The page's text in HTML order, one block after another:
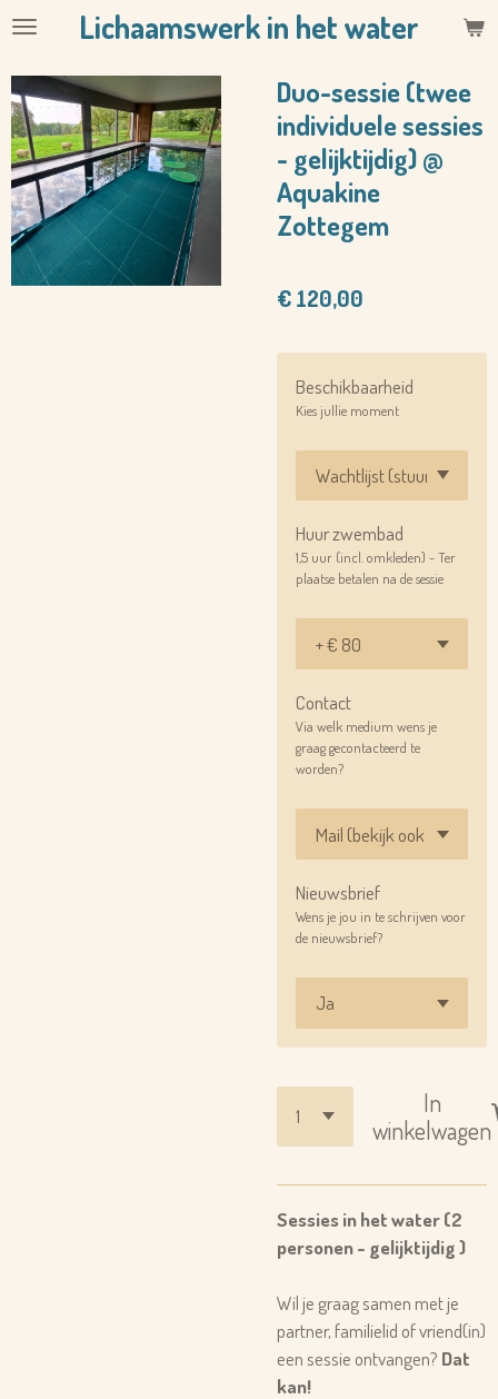
Ga
naar
de
hoofdinhoud
Lichaamswerk in het water
Duo-sessie (twee
individuele sessies
- gelijktijdig) @
Aquakine
Zottegem
€ 120,00
Beschikbaarheid
Kies jullie moment
Huur zwembad
1,5 uur (incl. omkleden) - Ter
plaatse betalen na de sessie
Contact
Via welk medium wens je
graag gecontacteerd te
worden?
Nieuwsbrief
Wens je jou in te schrijven voor
de nieuwsbrief?
In
winkelwagen
Sessies in het water (2
personen - gelijktijdig )
Wil je graag samen met je
partner, familielid of vriend(in)
een sessie ontvangen? Dat
kan!